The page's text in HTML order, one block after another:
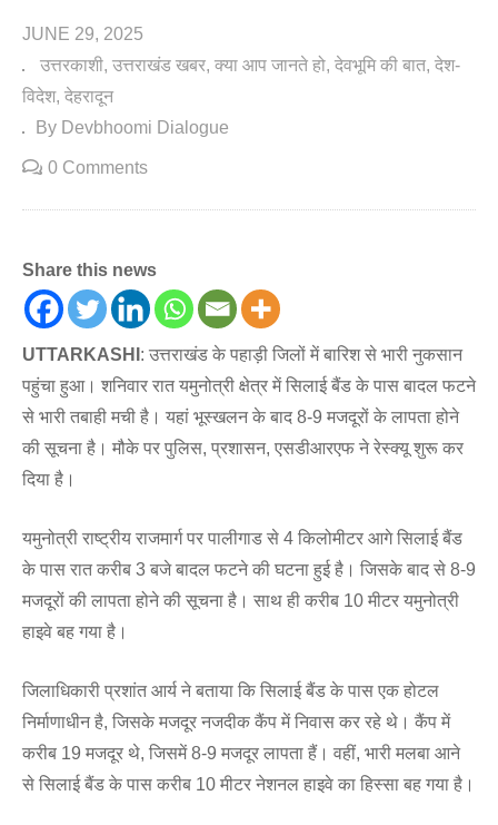
JUNE 29, 2025
उत्तरकाशी उत्तराखंड खबर क्या आप जानते हो देवभूमि की बात देश-
विदेश देहरादून
By Devbhoomi Dialogue
0 Comments
Share this news
UTTARKASHI : उत्तराखंड के पहाड़ी जिलों में बारिश से भारी नुकसान
पहुंचा हुआ। शनिवार रात यमुनोत्री क्षेत्र में सिलाई बैंड के पास बादल फटने
से भारी तबाही मची है। यहां भूस्खलन के बाद 8-9 मजदूरों के लापता होने
की सूचना है। मौके पर पुलिस, प्रशासन, एसडीआरएफ ने रेस्क्यू शुरू कर
दिया है।
यमुनोत्री राष्ट्रीय राजमार्ग पर पालीगाड से 4 किलोमीटर आगे सिलाई बैंड
के पास रात करीब 3 बजे बादल फटने की घटना हुई है। जिसके बाद से 8-9
मजदूरों की लापता होने की सूचना है। साथ ही करीब 10 मीटर यमुनोत्री
हाइवे बह गया है।
जिलाधिकारी प्रशांत आर्य ने बताया कि सिलाई बैंड के पास एक होटल
निर्माणाधीन है, जिसके मजदूर नजदीक कैंप में निवास कर रहे थे। कैंप में
करीब 19 मजदूर थे, जिसमें 8-9 मजदूर लापता हैं। वहीं, भारी मलबा आने
से सिलाई बैंड के पास करीब 10 मीटर नेशनल हाइवे का हिस्सा बह गया है।